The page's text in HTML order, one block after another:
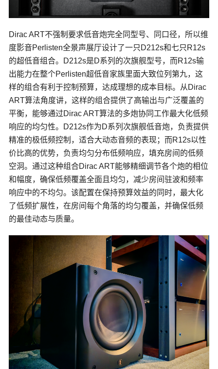
Dirac ART不强制要求低音炮完全同型号、同口径，所以维
度影音Perlisten全景声展厅设计了一只D212s和七只R12s
的超低音组合。D212s是D系列的次旗舰型号，而R12s输
出能力在整个Perlisten超低音家族里面大致位列第九，这
样的组合有利于控制预算，达成理想的成本目标。从Dirac
ART算法角度讲，这样的组合提供了高输出与广泛覆盖的
平衡，能够通过Dirac ART算法的多炮协同工作最大化低频
响应的均匀性。D212s作为D系列次旗舰低音炮，负责提供
精准的极低频控制，适合大动态音频的表现；而R12s以性
价比高的优势，负责均匀分布低频响应，填充房间的低频
空洞。通过这种组合Dirac ART能够精细调节各个炮的相位
和幅度，确保低频覆盖全面且均匀，减少房间驻波和频率
响应中的不均匀。该配置在保持预算效益的同时，最大化
了低频扩展性，在房间每个角落的均匀覆盖，并确保低频
的最佳动态与质量。